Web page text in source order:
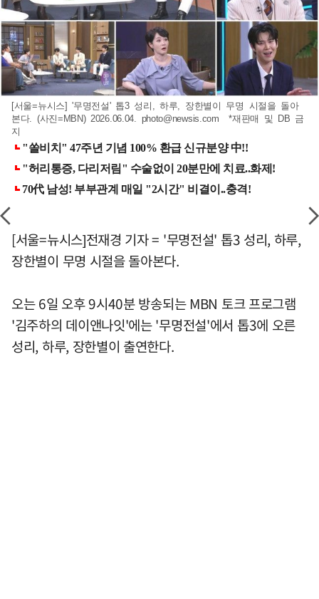
[서울=뉴시스] '무명전설' 톱3 성리, 하루, 장한별이 무명 시절을 돌아
본다. (사진=MBN) 2026.06.04. photo@newsis.com *재판매 및 DB 금
지
[서울=뉴시스]전재경 기자 = '무명전설' 톱3 성리, 하루,
장한별이 무명 시절을 돌아본다.
오는 6일 오후 9시40분 방송되는 MBN 토크 프로그램
'김주하의 데이앤나잇'에는 '무명전설'에서 톱3에 오른
성리, 하루, 장한별이 출연한다.